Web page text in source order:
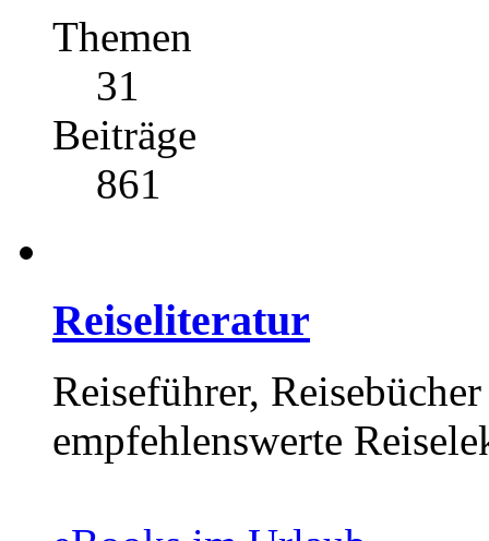
Themen
31
Beiträge
861
Reiseliteratur
Reiseführer,
empfehlenswerte